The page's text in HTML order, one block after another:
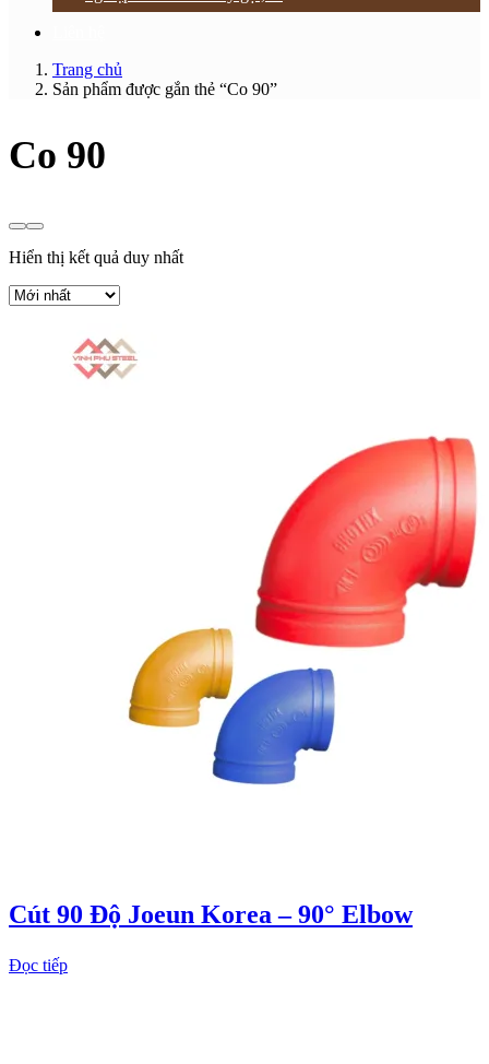
Trang chủ
Sản phẩm được gắn thẻ “Co 90”
Co 90
Hiển thị kết quả duy nhất
Cút 90 Độ Joeun Korea – 90° Elbow
Đọc tiếp